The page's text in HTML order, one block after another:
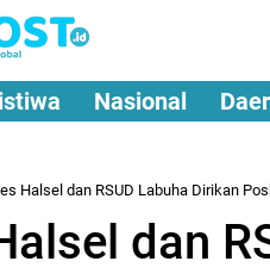
Nasional
Halsel dan RSUD Labuha Dirikan
dan